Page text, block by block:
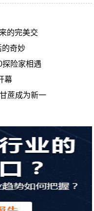
的完美交
的奇妙
险家相遇
幕
蔗成为新一